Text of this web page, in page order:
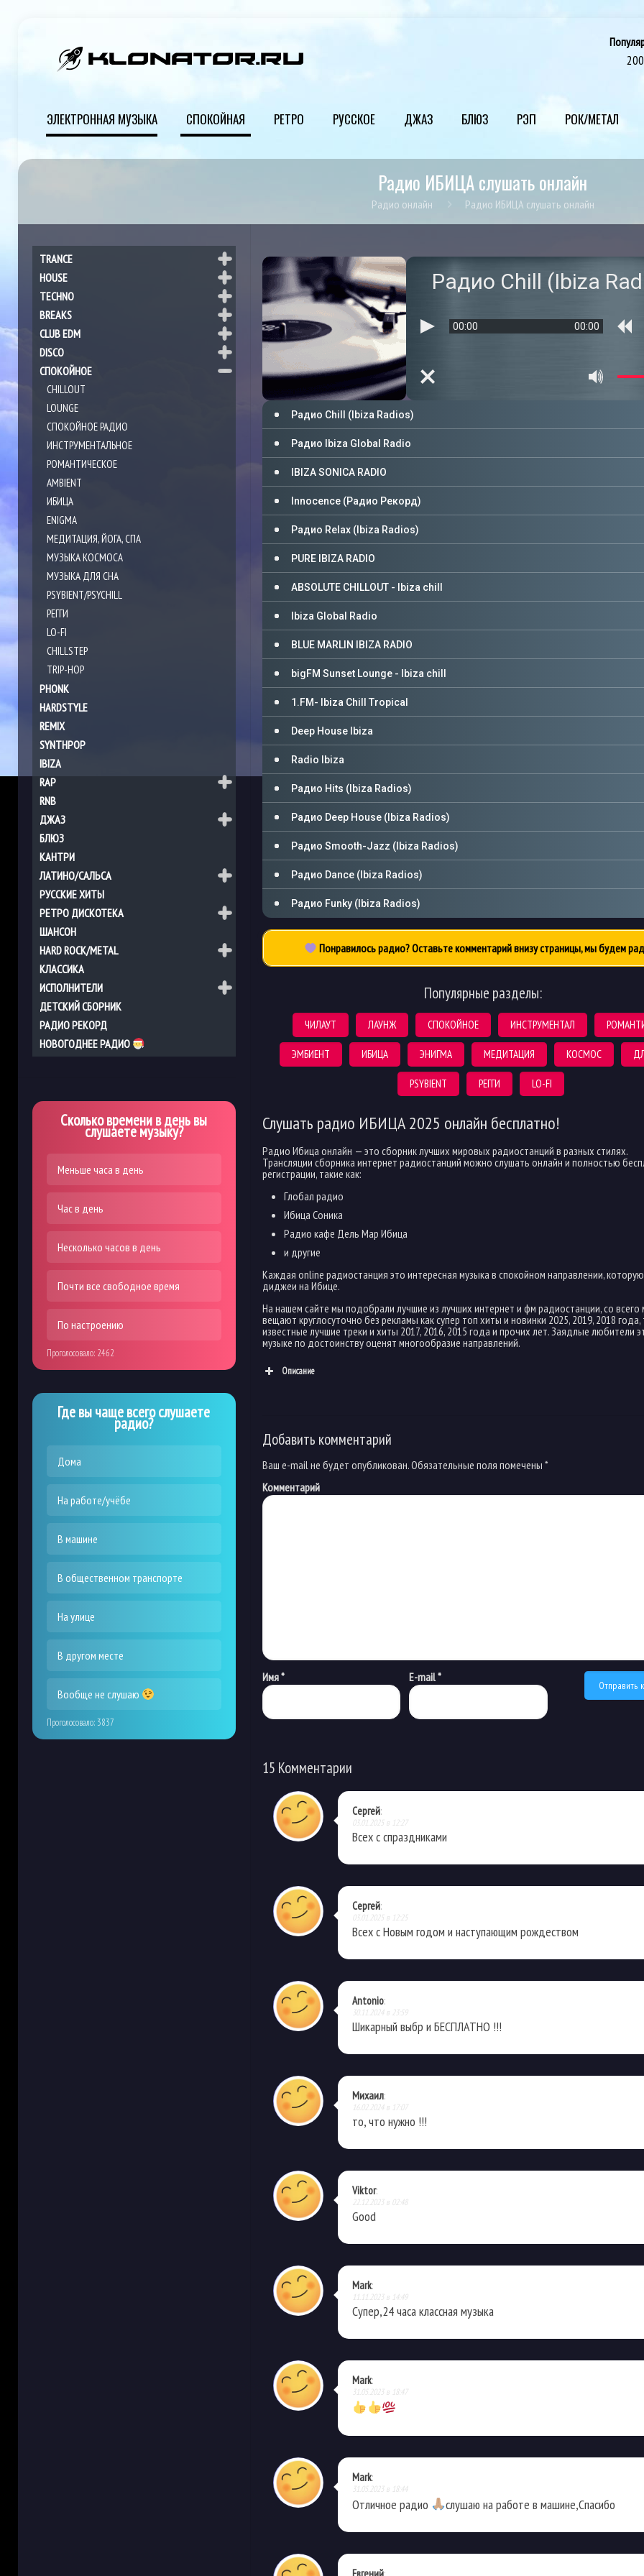
ЭЛЕКТРОННАЯ МУЗЫКА СПОКОЙНАЯ РЕТРО РУССКОЕ ДЖАЗ БЛЮЗ РЭП РОК/МЕТАЛ
Радио ИБИЦА слушать онлайн
Радио онлайн Радио ИБИЦА слушать онлайн
Радио Chill (Ibiza
00:00 00:00
Радио Chill (Ibiza Radios)
Радио Ibiza Global Radio
IBIZA SONICA RADIO
Innocence (Радио Рекорд)
Радио Relax (Ibiza Radios)
PURE IBIZA RADIO
ABSOLUTE CHILLOUT - Ibiza chill
Ibiza Global Radio
BLUE MARLIN IBIZA RADIO
bigFM Sunset Lounge - Ibiza chill
1.FM- Ibiza Chill Tropical
Deep House Ibiza
Radio Ibiza
Радио Hits (Ibiza Radios)
Радио Deep House (Ibiza Radios)
Радио Smooth-Jazz (Ibiza Radios)
Радио Dance (Ibiza Radios)
Радио Funky (Ibiza Radios)
Понравилось радио? Оставьте комментарий внизу страницы, мы будем
Популярные разделы:
ЧИЛАУТ ЛАУНЖ СПОКОЙНОЕ ИНСТРУМЕНТАЛ
ЭМБИЕНТ ИБИЦА ЭНИГМА МЕДИТАЦИЯ КОСМОС
PSYBIENT РЕГГИ LO-FI
Слушать радио ИБИЦА 2025 онлайн бесплатно!
Радио Ибица онлайн — это сборник лучших мировых радиостанций в разных стилях.
Трансляции сборника интернет радиостанций можно слушать онлайн и полностью
регистрации, такие как:
Глобал радио
Ибица Соника
Радио кафе Дель Мар Ибица
и другие
Каждая online радиостанция это интересная музыка в спокойном направлении,
диджеи на Ибице.
На нашем сайте мы подобрали лучшие из лучших интернет и фм радиостанции, со всего
вещают круглосуточно без рекламы как супер топ хиты и новинки 2025, 2019, 2018 года,
известные лучшие треки и хиты 2017, 2016, 2015 года и прочих лет. Заядлые любители
музыке по достоинству оценят многообразие направлений.
Описание
Добавить комментарий
Ваш e-mail не будет опубликован.Обязательные поля помечены *
Комментарий
Имя* E-mail*
15 Комментарии
Сергей:
03.01.2025 в 12:27
Всех с спраздниками
Сергей:
03.01.2025 в 12:25
Всех с Новым годом и наступающим рождеством
Antonio:
30.11.2024 в 23:59
Шикарный выбр и БЕСПЛАТНО !!!
Михаил:
16.02.2024 в 17:07
то, что нужно !!!
Viktor:
22.12.2023 в 02:48
Good
Mark:
11.11.2023 в 14:49
Супер,24 часа классная музыка
Mark:
31.05.2023 в 18:47
Mark:
31.05.2023 в 18:44
Отличное радио слушаю на работе в машине,Спасибо
TRANCE
HOUSE
TECHNO
BREAKS
CLUB EDM
DISCO
СПОКОЙНОЕ
CHILLOUT
LOUNGE
СПОКОЙНОЕ РАДИО
ИНСТРУМЕНТАЛЬНОЕ
РОМАНТИЧЕСКОЕ
AMBIENT
ИБИЦА
ENIGMA
МЕДИТАЦИЯ, ЙОГА, СПА
МУЗЫКА КОСМОСА
МУЗЫКА ДЛЯ СНА
PSYBIENT/PSYCHILL
РЕГГИ
LO-FI
CHILLSTEP
TRIP-HOP
PHONK
HARDSTYLE
REMIX
SYNTHPOP
IBIZA
RAP
RNB
ДЖАЗ
БЛЮЗ
КАНТРИ
ЛАТИНО/САЛЬСА
РУССКИЕ ХИТЫ
РЕТРО ДИСКОТЕКА
ШАНСОН
HARD ROCK/METAL
КЛАССИКА
ИСПОЛНИТЕЛИ
ДЕТСКИЙ СБОРНИК
РАДИО РЕКОРД
НОВОГОДНЕЕ РАДИО
Сколько времени в день вы
слушаете музыку?
Меньше часа в день
Час в день
Несколько часов в день
Почти все свободное время
По настроению
Проголосовало: 2462
Где вы чаще всего слушаете
радио?
Дома
На работе/учёбе
В машине
В общественном транспорте
На улице
В другом месте
Вообще не слушаю
Проголосовало:3837